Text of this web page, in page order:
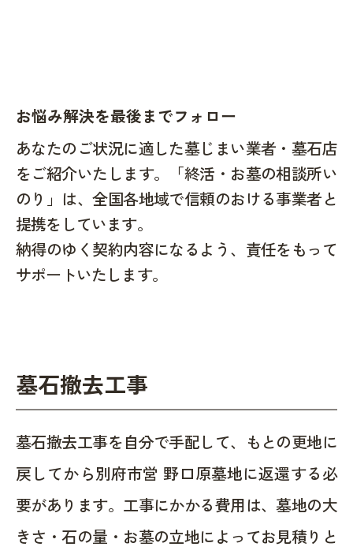
お悩み解決を最後までフォロー
あなたのご状況に適した墓じまい業者・墓石店
をご紹介いたします。「終活・お墓の相談所い
のり」は、全国各地域で信頼のおける事業者と
提携をしています。
納得のゆく契約内容になるよう、責任をもって
サポートいたします。
墓石撤去工事
墓石撤去工事を自分で手配して、もとの更地に
戻してから別府市営 野口原墓地に返還する必
要があります。工事にかかる費用は、墓地の大
きさ・石の量・お墓の立地によってお見積りと